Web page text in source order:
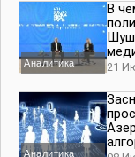
Аналитика
В
21
Аналитика